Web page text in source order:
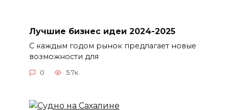
Лучшие бизнес идеи 2024-2025
С каждым годом рынок предлагает новые
возможности для
0 5.7к.